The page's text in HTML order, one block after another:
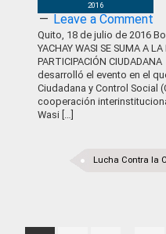
2016
Leave a Comment
Quito, 18 de julio de 2016
YACHAY WASI SE SUMA A
PARTICIPACIÓN
desarrolló el evento en el
Ciudadana y Control Social
cooperación
Wasi […]
Lucha Contra la